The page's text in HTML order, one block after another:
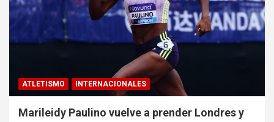
ATLETISMO INTERNACIONALES
Marileidy Paulino vuelve a prender Londres y